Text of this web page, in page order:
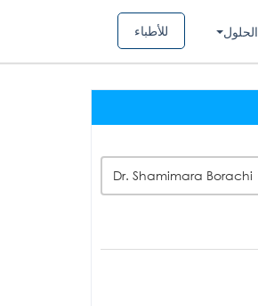
للأطباء الحلول
Dr. Shamimara Borachi